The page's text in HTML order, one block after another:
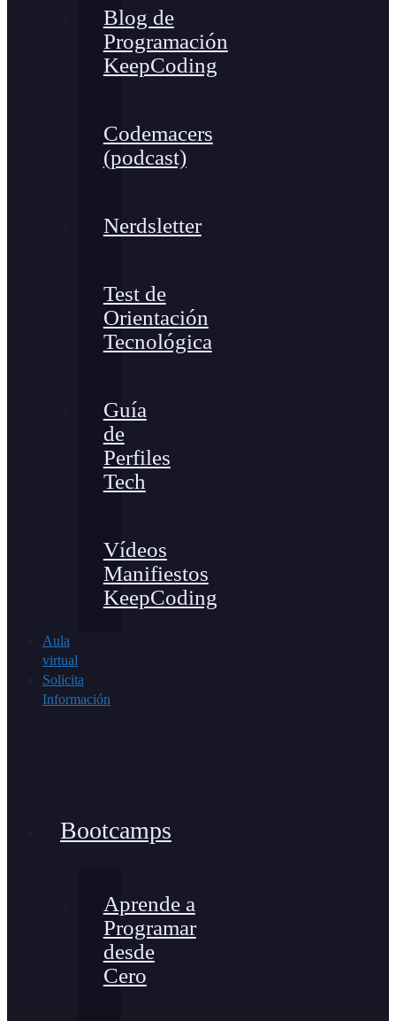
Blog de
Programación
KeepCoding
Codemacers
(podcast)
Nerdsletter
Test de
Orientación
Tecnológica
Guía
de
Perfiles
Tech
Vídeos
Manifiestos
KeepCoding
Aula
virtual
Solicita
Información
Bootcamps
Aprende a
Programar
desde
Cero